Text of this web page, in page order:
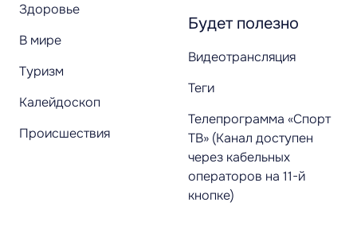
Здоровье
В мире
Туризм
Калейдоскоп
Происшествия
Будет полезно
Видеотрансляция
Теги
Телепрограмма «Спорт
ТВ» (Канал доступен
через кабельных
операторов на 11-й
кнопке)